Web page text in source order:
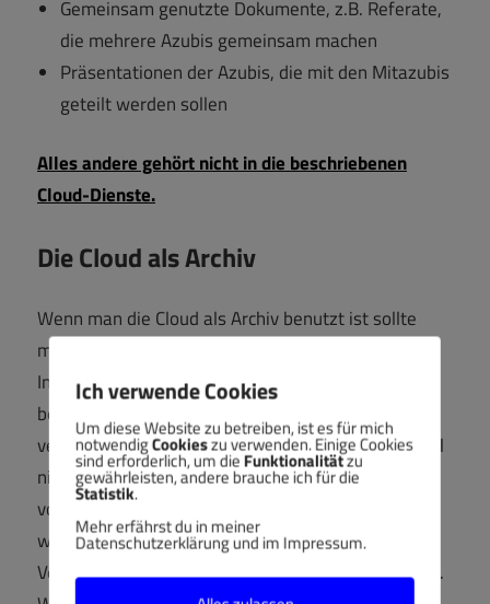
Gemeinsam genutzte Dokumente, z.B. Referate,
die mehrere Azubis gemeinsam machen
Präsentationen der Azubis, die mit den Mitazubis
geteilt werden sollen
Alles andere gehört nicht in die beschriebenen
Cloud-Dienste.
Die Cloud als Archiv
Wenn man die Cloud als Archiv benutzt ist sollte
man diese Dateien grundsätzlich verschlüsseln.
Insbesondere die Dokumente, die nicht ständig
bearbeitet werden kann man relativ einfach
verschlüsseln. Diese Dateien sind dann in der Regel
nicht mehr multi-user-fähig, können aber nach wie
vor auf unterschiedlichen Plattformen genutzt
werden. Man kann z.B. sensiblere private Daten in
Verschlüsselten-Dateicontainern in die Cloud legen.
Ich verwende Cookies
Um diese Website zu betreiben, ist es für mich
notwendigCookieszu verwenden. Einige Cookies
sind erforderlich, um dieFunktionalitätzu
gewährleisten, andere brauche ich für die
Statistik.
Mehr erfährst du in meiner
Datenschutzerklärung und im Impressum.